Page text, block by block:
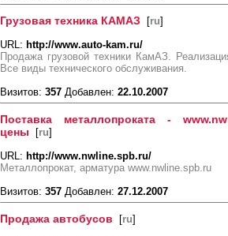
Грузовая техника КАМАЗ [ru]
URL: http://www.auto-kam.ru/
Продажа грузовой техники КамАЗ.
Все виды технического обслуживания.
Визитов: 357 Добавлен: 22.10.2007
Поставка металлопроката -
цены [ru]
URL: http://www.nwline.spb.ru/
Металлопрокат, арматура www.nwline.spb.ru
Визитов: 357 Добавлен: 27.12.2007
Продажа автобусов [ru]